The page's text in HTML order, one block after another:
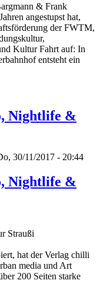
& Frank
angestupst hat,
der FWTM,
Kultur Fahrt auf: In
entsteht ein
Nightlife &
30/11/2017 - 20:44
Nightlife &
Straußi
hat der Verlag chilli
media und Art
200 Seiten starke